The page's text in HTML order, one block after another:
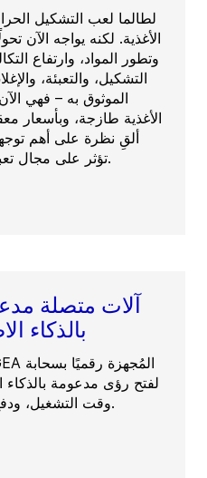
لطالما لعب التشكيل
الأغذية. لكنه يواجه الآن
وتطور المواد، وارتفاع
التشكيل، والتعبئة،
الموثوق به – فهي
الأغذية طازجة، وبأسعار
ألقِ نظرة على أهم
تؤثر على مجال تعبئة، وتغليف، وتوزيع الأغذية.
بالذكاء
وقت التشغيل، ودفع الأداء الصناعي المستدام.